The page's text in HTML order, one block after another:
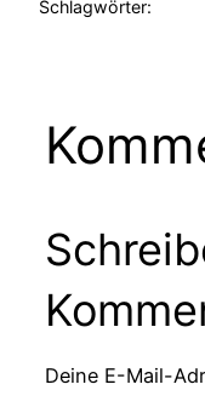
Schlagwörter:
Deine E-Mail-